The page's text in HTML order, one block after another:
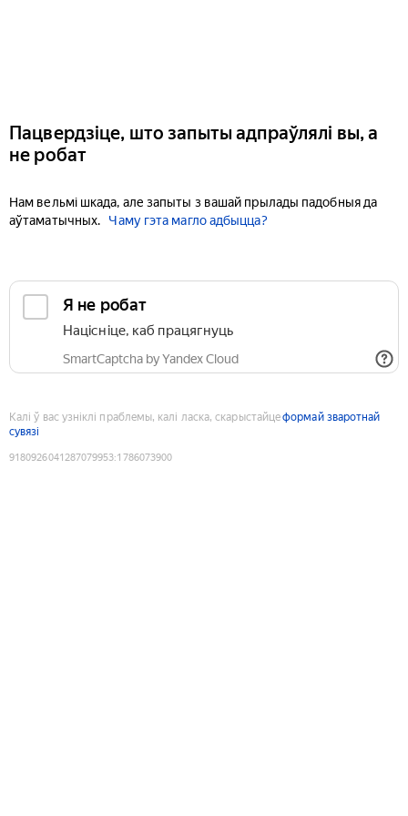
Пацвердзіце, што запыты адпраўлялі вы, а
не робат
Нам вельмі шкада, але запыты з вашай прылады падобныя да
аўтаматычных.
Чаму гэта магло адбыцца?
Я не робат
Націсніце, каб працягнуць
SmartCaptcha by Yandex Cloud
Калі ў вас узніклі праблемы, калі ласка, скарыстайцеформай зваротнай
сувязі
9180926041287079953:1786073900